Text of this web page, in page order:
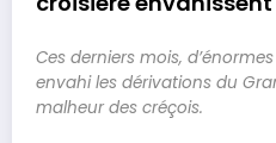
Ces derniers mois,
envahi les dérivations du
malheur des créçois.